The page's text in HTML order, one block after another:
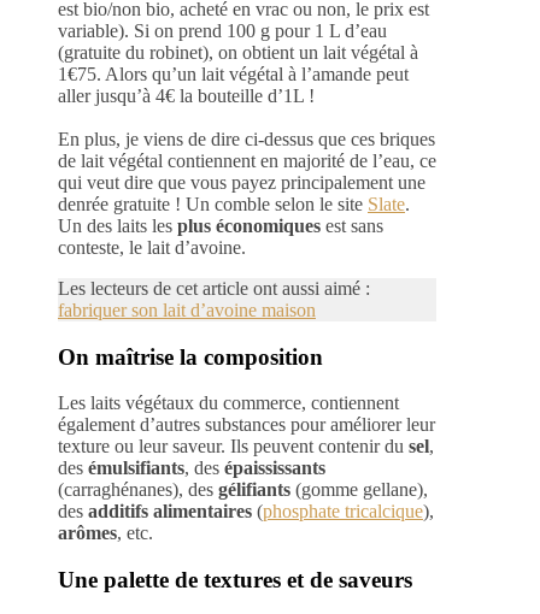
est bio/non bio, acheté en vrac ou non, le prix est
variable). Si on prend 100 g pour 1 L d’eau
(gratuite du robinet), on obtient un lait végétal à
1€75. Alors qu’un lait végétal à l’amande peut
aller jusqu’à 4€ la bouteille d’1L !
En plus, je viens de dire ci-dessus que ces briques
de lait végétal contiennent en majorité de l’eau, ce
qui veut dire que vous payez principalement une
denrée gratuite ! Un comble selon le site Slate.
Un des laits les plus économiques est sans
conteste, le lait d’avoine.
Les lecteurs de cet article ont aussi aimé :
fabriquer son lait d’avoine maison
On maîtrise la composition
Les laits végétaux du commerce, contiennent
également d’autres substances pour améliorer leur
texture ou leur saveur. Ils peuvent contenir du sel,
des émulsifiants, des épaississants
(carraghénanes), des gélifiants (gomme gellane),
des additifs alimentaires (phosphate tricalcique),
arômes, etc.
Une palette de textures et de saveurs